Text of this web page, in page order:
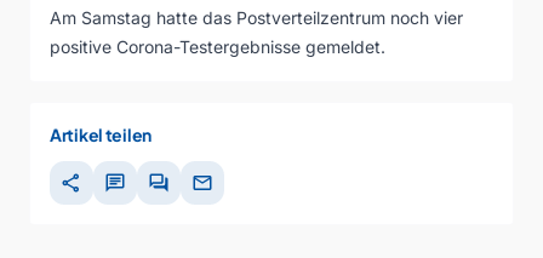
Am Samstag hatte das Postverteilzentrum noch vier
positive Corona-Testergebnisse gemeldet.
Artikel teilen
share chat forum mail